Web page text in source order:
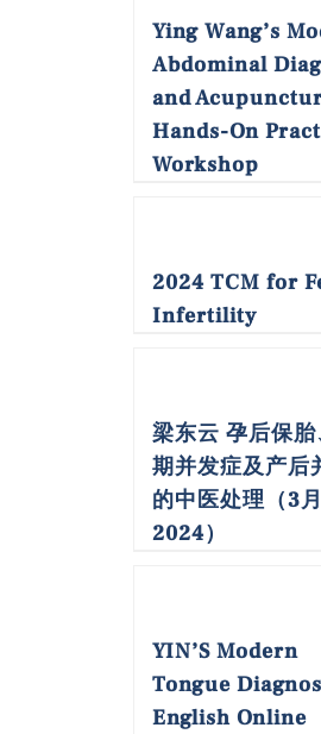
Ying Wang’s
Abdominal
and
Hands-On
Workshop
2024 TCM for
Infertility
梁东云 孕后保胎
期并发症及产后
的中医处理（3
2024）
YIN’S Modern
Tongue
English Online